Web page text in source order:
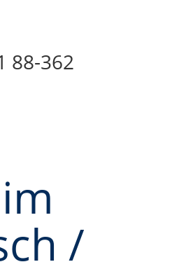
88-362
/